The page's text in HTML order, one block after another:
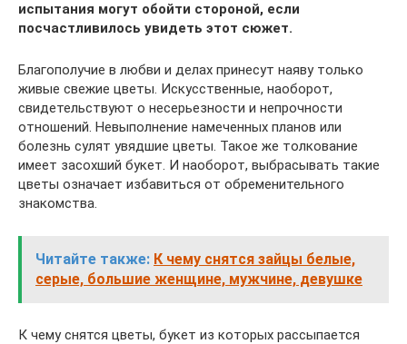
испытания могут обойти стороной, если
посчастливилось увидеть этот сюжет.
Благополучие в любви и делах принесут наяву только
живые свежие цветы. Искусственные, наоборот,
свидетельствуют о несерьезности и непрочности
отношений. Невыполнение намеченных планов или
болезнь сулят увядшие цветы. Такое же толкование
имеет засохший букет. И наоборот, выбрасывать такие
цветы означает избавиться от обременительного
знакомства.
Читайте также: К чему снятся зайцы белые,
серые, большие женщине, мужчине, девушке
К чему снятся цветы, букет из которых рассыпается